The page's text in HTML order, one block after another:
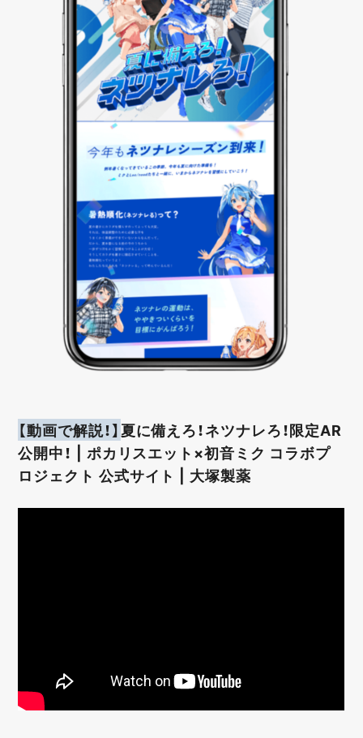
【動画で解説！】夏に備えろ！ネツナレろ！限定AR
公開中！ | ポカリスエット×初音ミク コラボプ
ロジェクト 公式サイト | 大塚製薬